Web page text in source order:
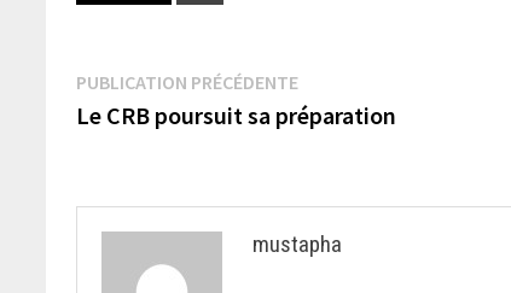
Navigation
de
PUBLICATION PRÉCÉDENTEPublication
précédente :
Le CRB poursuit sa préparation
mustapha